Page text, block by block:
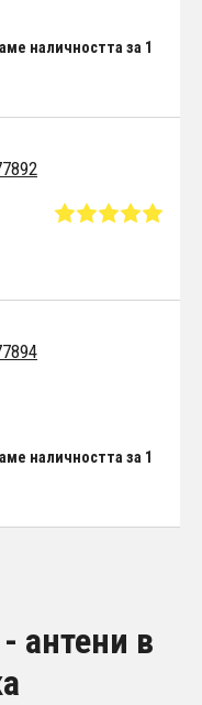
наличността за 1
наличността за 1
антени в